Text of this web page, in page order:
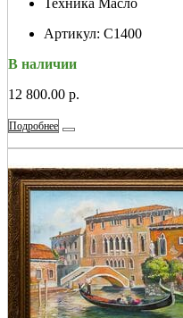
Техника Масло
Артикул: С1400
В наличии
12 800.00 р.
Подробнее